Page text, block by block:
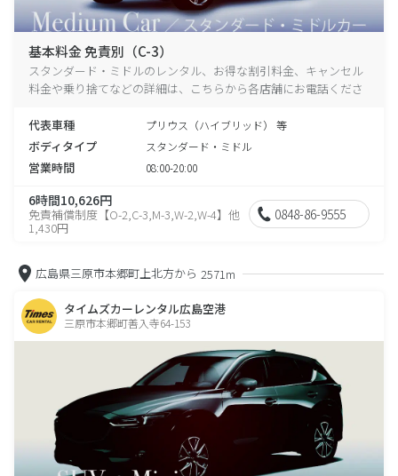
基本料金 免責別（C-3）
スタンダード・ミドルのレンタル、お得な割引料金、キャンセル
料金や乗り捨てなどの詳細は、こちらから各店舗にお電話くださ
代表車種
プリウス（ハイブリッド） 等
ボディタイプ スタンダード・ミドル
営業時間 08:00-20:00
6時間10,626円
免責補償制度【O-2,C-3,M-3,W-2,W-4】他
1,430円
0848-86-9555
広島県三原市本郷町上北方から 2571m
タイムズカーレンタル広島空港
三原市本郷町善入寺64-153